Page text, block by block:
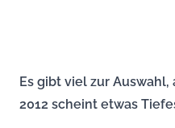
Es gibt viel zur
2012 scheint etwas